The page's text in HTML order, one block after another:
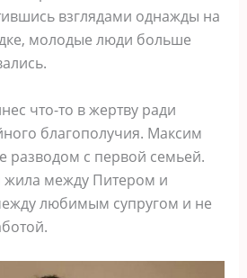
взглядами однажды на
молодые люди больше
что-то в жертву ради
благополучия. Максим
разводом с первой семьей.
жила между Питером и
любимым супругом и не